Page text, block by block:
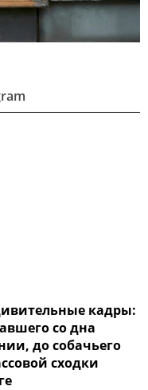
кадры:
со дна
до собачьего
сходки